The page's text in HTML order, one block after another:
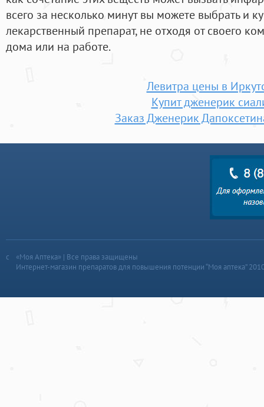
всего за несколько минут вы можете выбрать и
лекарственный препарат, не отходя от своего
дома или на работе.
Левитра цены в
Купит дженерик
Заказ Дженерик
«Моя Аптека» | Все права защищены
Интернет-магазин препаратов для повышения потенции “Моя аптека”